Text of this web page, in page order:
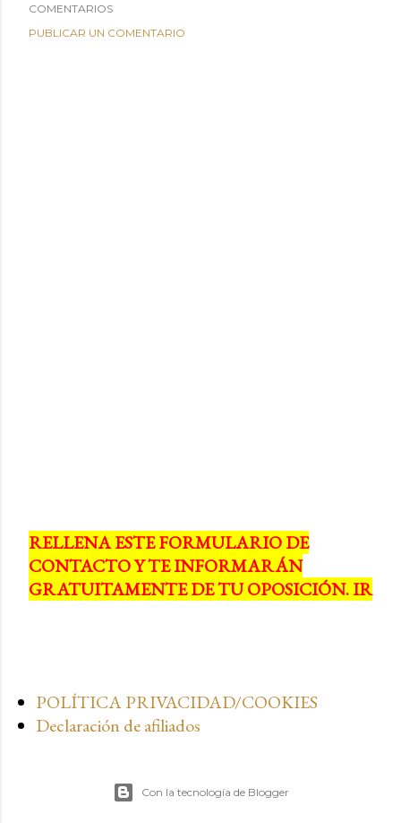
COMENTARIOS
PUBLICAR UN COMENTARIO
RELLENA ESTE FORMULARIO DE
CONTACTO Y TE INFORMARÁN
GRATUITAMENTE DE TU OPOSICIÓN. IR
POLÍTICA PRIVACIDAD/COOKIES
Declaración de afiliados
Con la tecnología de Blogger